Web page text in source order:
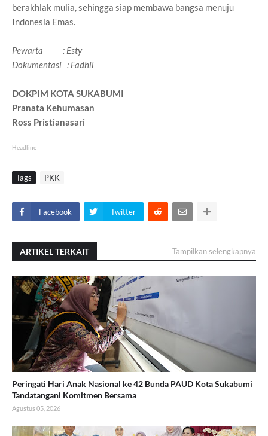
berakhlak mulia, sehingga siap membawa bangsa menuju
Indonesia Emas.
Pewarta : Esty
Dokumentasi : Fadhil
DOKPIM KOTA SUKABUMI
Pranata Kehumasan
Ross Pristianasari
Headline
Tags PKK
Facebook Twitter
ARTIKEL TERKAIT Tampilkan selengkapnya
Peringati Hari Anak Nasional ke 42 Bunda PAUD Kota Sukabumi
Tandatangani Komitmen Bersama
Agustus 05, 2026